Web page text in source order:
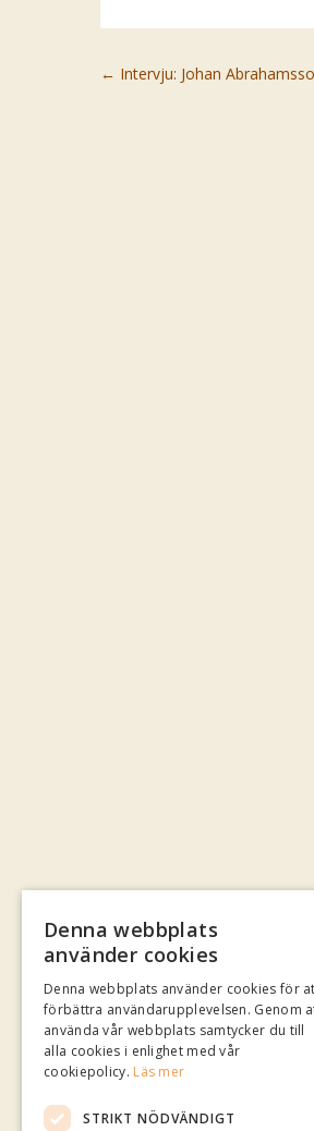
Post navigation
← Intervju: Johan
Denna webbplats
använder cookies
Denna webbplats använder cookies för
förbättra användarupplevelsen. Genom
använda vår webbplats samtycker du till
alla cookies i enlighet med vår
cookiepolicy. Läs mer
STRIKT NÖDVÄNDIGT